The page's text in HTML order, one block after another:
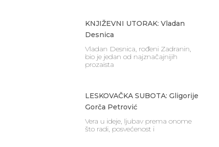
KNJIŽEVNI UTORAK: Vladan
Desnica
Vladan Desnica, rođeni Zadranin,
bio je jedan od najznačajnijih
prozaista
LESKOVAČKA SUBOTA: Gligorije
Gorča Petrović
Vera u ideje, ljubav prema onome
što radi, posvećenost i